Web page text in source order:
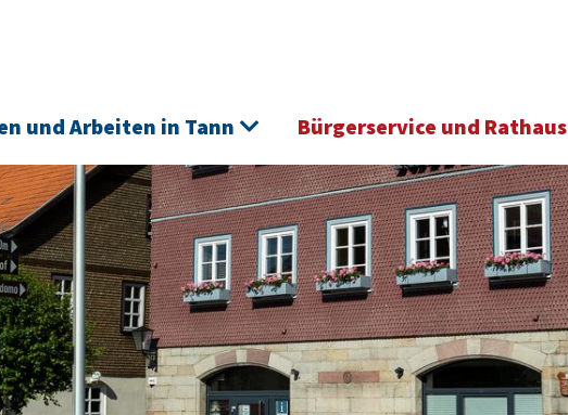
und Arbeiten in Tann Bürgerservice und Rathaus